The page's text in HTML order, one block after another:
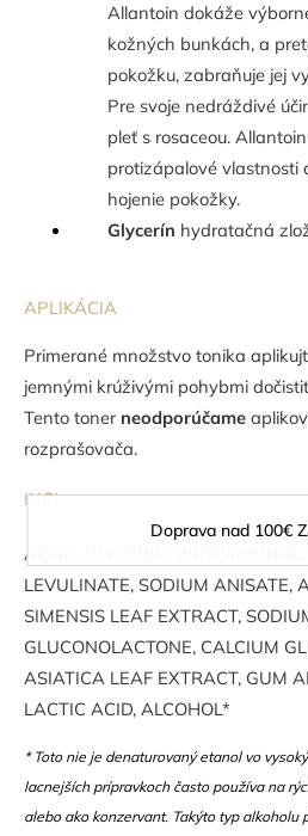
Doprava nad 100€
Allantoin dokáže
kožných bunkách, a
pokožku, zabraňuje jej
Pre svoje nedráždivé
pleť s rosaceou.
protizápalové vlastnosti
hojenie pokožky.
Glycerín hydratačná
APLIKÁCIA
Primerané množstvo tonika
jemnými krúživými pohybmi
Tento toner neodporúčame
rozprašovača.
INCI
AQUA, GLYCERIN,
LEVULINATE, SODIUM ANISATE,
SIMENSIS LEAF EXTRACT,
GLUCONOLACTONE, CALCIUM
ASIATICA LEAF EXTRACT, GUM
LACTIC ACID, ALCOHOL*
* Toto nie je denaturovaný etanol vo
lacnejších prípravkoch často používa na
alebo ako konzervant. Takýto typ alkoholu